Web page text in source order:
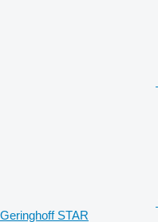
Geringhoff STAR